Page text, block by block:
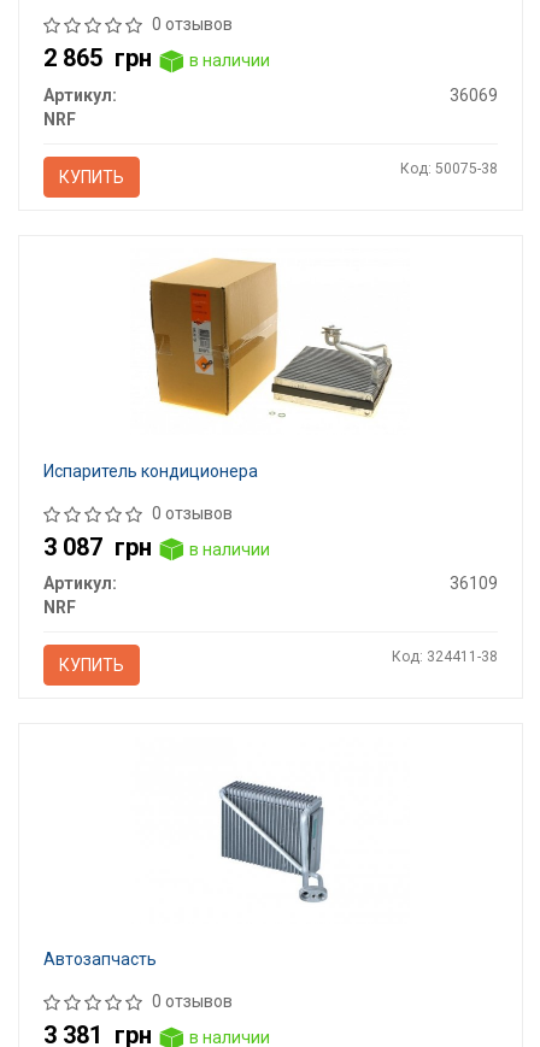
0 отзывов
2 865 грн
в наличии
Артикул:
36069
NRF
КУПИТЬ Код: 50075-38
Испаритель кондиционера
0 отзывов
3 087 грн
в наличии
Артикул:
36109
NRF
КУПИТЬ Код: 324411-38
Автозапчасть
0 отзывов
3 381 грн
в наличии